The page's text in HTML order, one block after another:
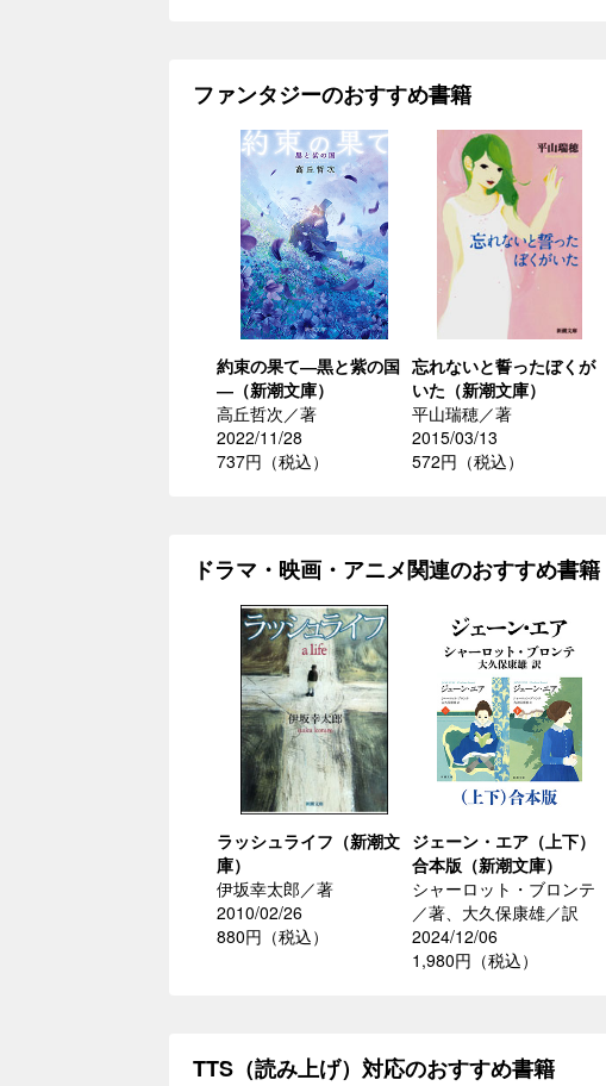
ファンタジーのおすすめ書籍
約束の果て―黒と紫の国
―（新潮文庫）
高丘哲次／著
2022/11/28
737円（税込）
忘れないと誓ったぼくが
いた（新潮文庫）
平山瑞穂／著
2015/03/13
572円（税込）
ドラマ・映画・アニメ関連のおすすめ書籍
ラッシュライフ（新潮文
庫）
伊坂幸太郎／著
2010/02/26
880円（税込）
ジェーン・エア（上下）
合本版（新潮文庫）
シャーロット・ブロンテ
／著、大久保康雄／訳
2024/12/06
1,980円（税込）
TTS（読み上げ）対応のおすすめ書籍